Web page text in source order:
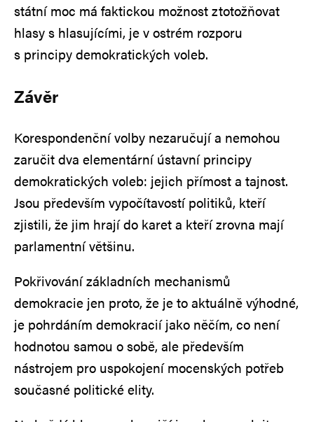
státní moc má faktickou možnost ztotožňovat
hlasy s hlasujícími, je v ostrém rozporu
s principy demokratických voleb.
Závěr
Korespondenční volby nezaručují a nemohou
zaručit dva elementární ústavní principy
demokratických voleb: jejich přímost a tajnost.
Jsou především vypočítavostí politiků, kteří
zjistili, že jim hrají do karet a kteří zrovna mají
parlamentní většinu.
Pokřivování základních mechanismů
demokracie jen proto, že je to aktuálně výhodné,
je pohrdáním demokracií jako něčím, co není
hodnotou samou o sobě, ale především
nástrojem pro uspokojení mocenských potřeb
současné politické elity.